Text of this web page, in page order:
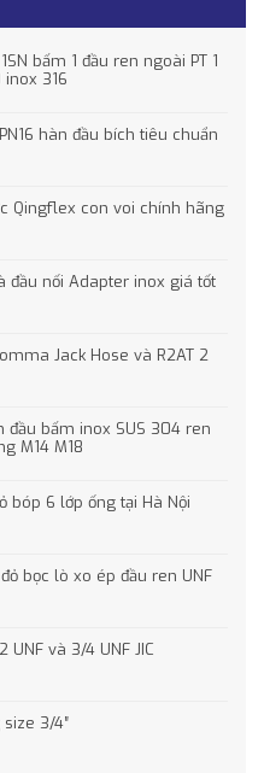
bấm 1 đầu ren ngoài PT 1
316
hàn đầu bích tiêu chuẩn
Qingflex con voi chính hãng
đầu nối Adapter inox giá tốt
Jack Hose và R2AT 2
bấm inox SUS 304 ren
M14 M18
bóp 6 lớp ống tại Hà Nội
bọc lò xo ép đầu ren UNF
UNF và 3/4 UNF JIC
3/4″